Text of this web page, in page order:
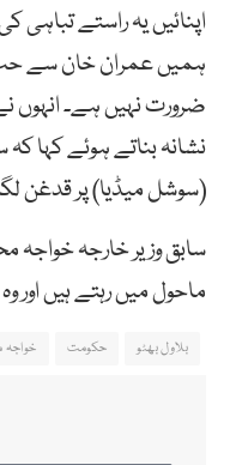
اپنائیں یہ راستے تباہی
ہمیں عمران خان سے
ضرورت نہیں ہے۔ انہوں
نشانہ بناتے ہوئے کہا
(سوشل میڈیا) پر قدغن
سابق وزیر خارجہ
ماحول میں رہتے ہیں اور
بلاول بھٹو حکومت